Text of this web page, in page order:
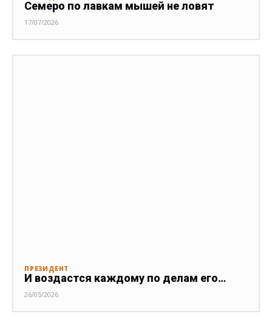
Семеро по лавкам мышей не ловят
17/07/2026
ПРЕЗИДЕНТ
И воздастся каждому по делам его…
26/05/2026